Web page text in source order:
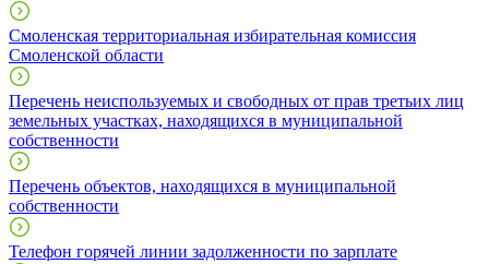
Смоленская территориальная избирательная комиссия
Смоленской области
Перечень неиспользуемых и свободных от прав третьих лиц
земельных участках, находящихся в муниципальной
собственности
Перечень объектов, находящихся в муниципальной
собственности
Телефон горячей линии задолженности по зарплате